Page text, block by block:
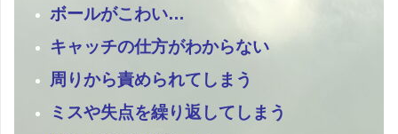
ボールがこわい…
キャッチの仕方がわからない
周りから責められてしまう
ミスや失点を繰り返してしまう